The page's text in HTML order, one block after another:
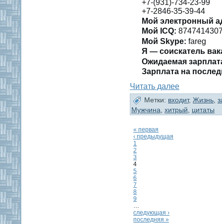
+7-(931)-734-23-99
+7-2846-35-39-44
Мой электронный
Мοй ICQ:
Мοй Skype: fareg
Я — сοискатель
Ожидаемая
Зарплата на
Читать далее
Метки: входит, Жизнь
Мужчина хитрый цитаты
« первая
‹ предыдущая
1
2
3
4
5
6
7
8
9
…
следующая ›
последняя »